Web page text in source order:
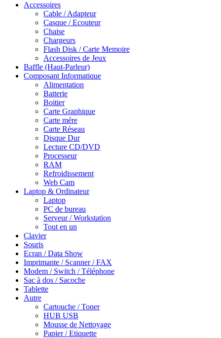
Accessoires
Cable / Adapteur
Casque / Ecouteur
Chaise
Chargeurs
Flash Disk / Carte Memoire
Accessoires de Jeux
Baffle (Haut-Parleur)
Composant Informatique
Alimentation
Batterie
Boitier
Carte Graphique
Carte mére
Carte Réseau
Disque Dur
Lecture CD/DVD
Processeur
RAM
Refroidissement
Web Cam
Laptop & Ordinateur
Laptop
PC de bureau
Serveur / Workstation
Tout en un
Clavier
Souris
Ecran / Data Show
Imprimante / Scanner / FAX
Modem / Switch / Téléphone
Sac à dos / Sacoche
Tablette
Autre
Cartouche / Toner
HUB USB
Mousse de Nettoyage
Papier / Etiquette